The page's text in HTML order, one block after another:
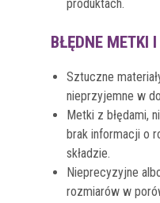
produktach.
BŁĘDNE METKI
Sztuczne
nieprzyjemne w
Metki z błędami,
brak informacji o
składzie.
Nieprecyzyjne
rozmiarów w